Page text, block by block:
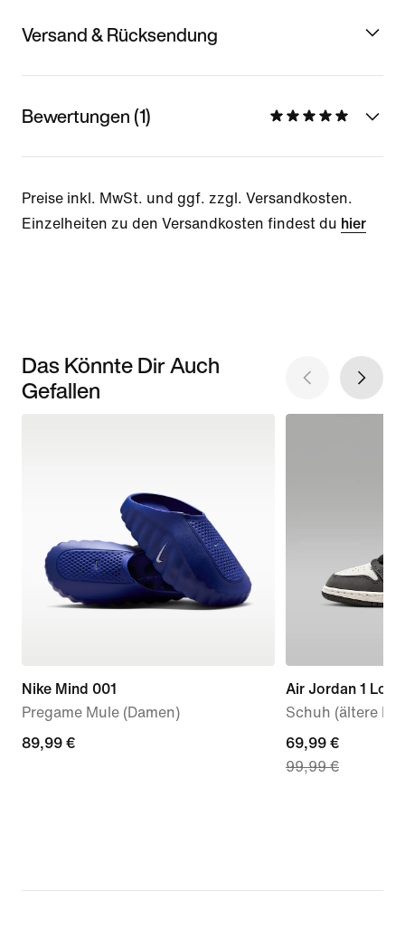
Versand & Rücksendung
Bewertungen (1)
Preise inkl. MwSt. und ggf. zzgl. Versandkosten.
Einzelheiten zu den Versandkosten findest du hier
Das Könnte Dir Auch
Gefallen
Nike Mind 001
Pregame Mule (Damen)
89,99 €
89,99 €
Air Jordan 1 Low
Schuh (ältere
current
price
69,99 €
99,99 €